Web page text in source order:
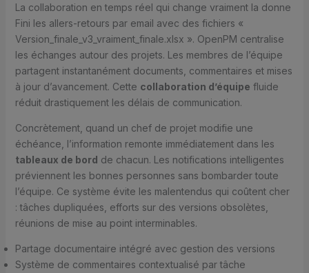
La collaboration en temps réel qui change vraiment la donne
Fini les allers-retours par email avec des fichiers «
Version_finale_v3_vraiment_finale.xlsx ». OpenPM centralise
les échanges autour des projets. Les membres de l’équipe
partagent instantanément documents, commentaires et mises
à jour d’avancement. Cette collaboration d’équipe fluide
réduit drastiquement les délais de communication.
Concrètement, quand un chef de projet modifie une
échéance, l’information remonte immédiatement dans les
tableaux de bord de chacun. Les notifications intelligentes
préviennent les bonnes personnes sans bombarder toute
l’équipe. Ce système évite les malentendus qui coûtent cher
: tâches dupliquées, efforts sur des versions obsolètes,
réunions de mise au point interminables.
Partage documentaire intégré avec gestion des versions
Système de commentaires contextualisé par tâche